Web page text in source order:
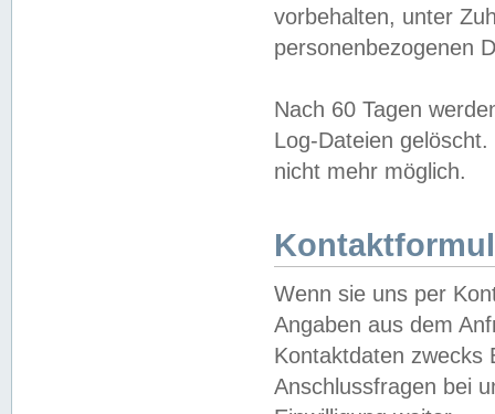
vorbehalten, unter
personenbezogenen
Nach 60 Tagen
Log-Dateien
nicht mehr möglich.
Wenn sie uns per
Angaben aus dem
Kontaktdaten zwecks
Anschlussfragen bei